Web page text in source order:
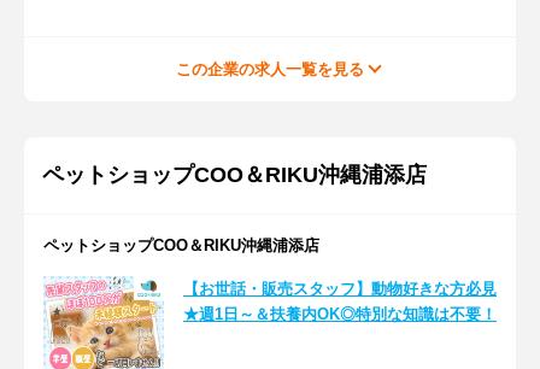
この企業の求人一覧を見る
ペットショップCOO＆RIKU沖縄浦添店
ペットショップCOO＆RIKU沖縄浦添店
【お世話・販売スタッフ】動物好きな方必見
★週1日～＆扶養内OK◎特別な知識は不要！